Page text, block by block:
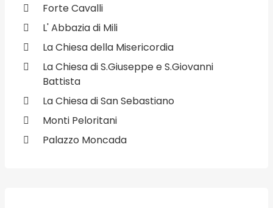
Forte Cavalli
L' Abbazia di Mili
La Chiesa della Misericordia
La Chiesa di S.Giuseppe e S.Giovanni
Battista
La Chiesa di San Sebastiano
Monti Peloritani
Palazzo Moncada